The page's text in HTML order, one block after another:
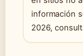
información
2026,